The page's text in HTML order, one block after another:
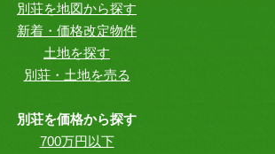
別荘を地図から探す
新着・価格改定物件
土地を探す
別荘・土地を売る
別荘を価格から探す
700万円以下